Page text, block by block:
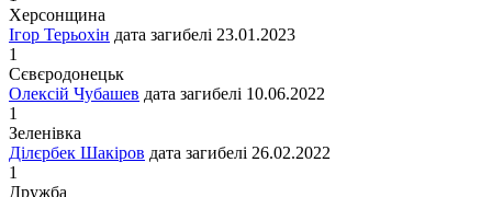
Херсонщина
Ігор Терьохін дата загибелі 23.01.2023
1
Сєвєродонецьк
Олексій Чубашев дата загибелі 10.06.2022
1
Зеленівка
Ділєрбек Шакіров дата загибелі 26.02.2022
1
Дружба